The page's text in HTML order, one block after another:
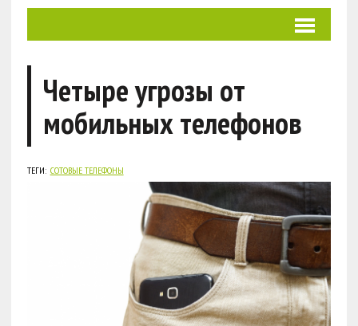
Четыре угрозы от
мобильных телефонов
ТЕГИ: СОТОВЫЕ ТЕЛЕФОНЫ